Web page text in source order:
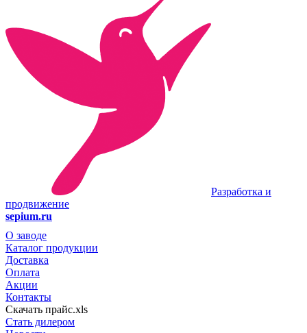
Разработка и
продвижение
sepium.ru
О заводе
Каталог продукции
Доставка
Оплата
Акции
Контакты
Скачать прайс.xls
Стать дилером